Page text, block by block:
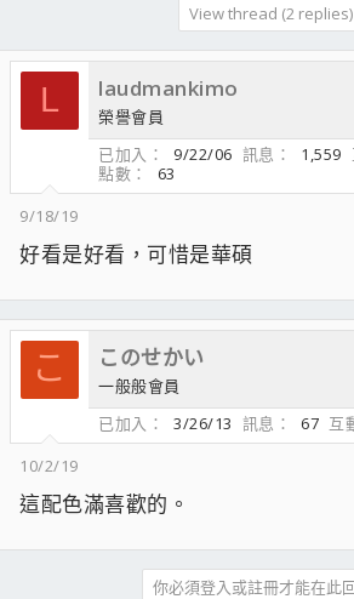
View thread (2 replies)
L laudmankimo
榮譽會員
已加入
9/22/06 訊息 1,559
點數
63
9/18/19
好看是好看，可惜是華碩
こ このせかい
一般般會員
已加入
3/26/13 訊息 67 互
10/2/19
這配色滿喜歡的。
你必須登入或註冊才能在此